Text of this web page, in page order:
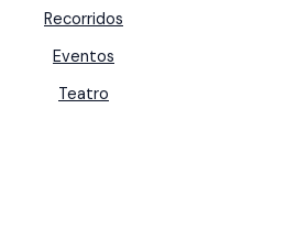
Recorridos
Eventos
Teatro